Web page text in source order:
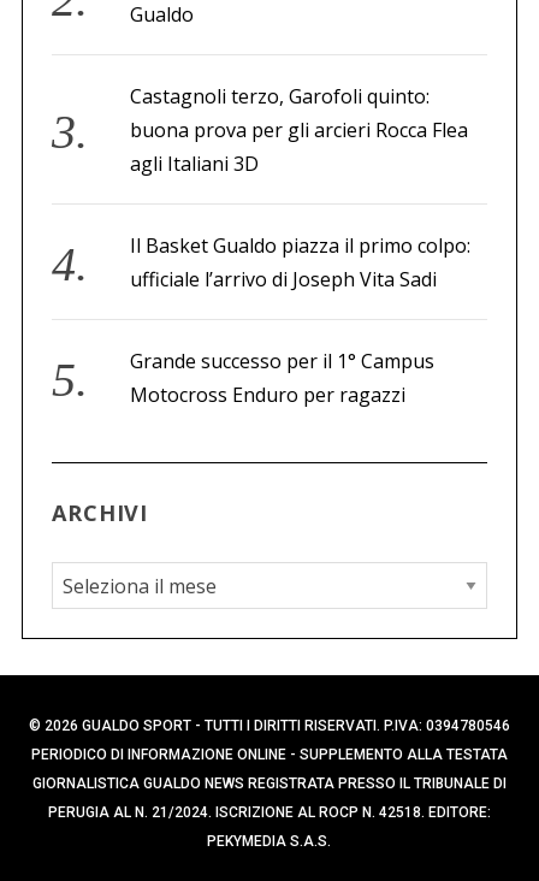
Gualdo
Castagnoli terzo, Garofoli quinto:
buona prova per gli arcieri Rocca Flea
agli Italiani 3D
Il Basket Gualdo piazza il primo colpo:
ufficiale l’arrivo di Joseph Vita Sadi
Grande successo per il 1° Campus
Motocross Enduro per ragazzi
ARCHIVI
A
r
c
h
i
v
i
© 2026 GUALDO SPORT - TUTTI I DIRITTI RISERVATI. P.IVA: 0394780546
PERIODICO DI INFORMAZIONE ONLINE - SUPPLEMENTO ALLA TESTATA
GIORNALISTICA GUALDO NEWS REGISTRATA PRESSO IL TRIBUNALE DI
PERUGIA AL N. 21/2024. ISCRIZIONE AL ROCP N. 42518. EDITORE:
PEKYMEDIA S.A.S.